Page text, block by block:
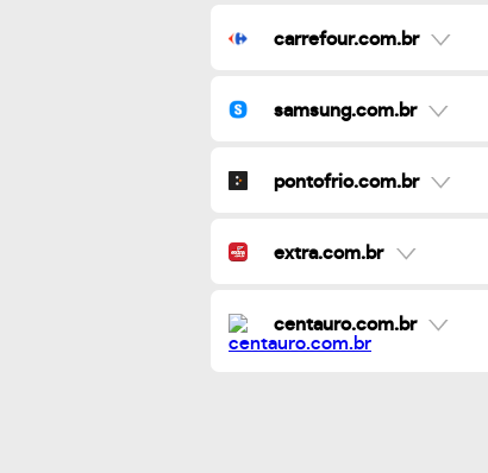
carrefour.com.br
samsung.com.br
pontofrio.com.br
extra.com.br
centauro.com.br